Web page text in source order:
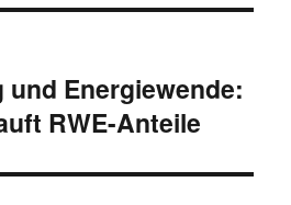
Energiewende:
RWE-Anteile